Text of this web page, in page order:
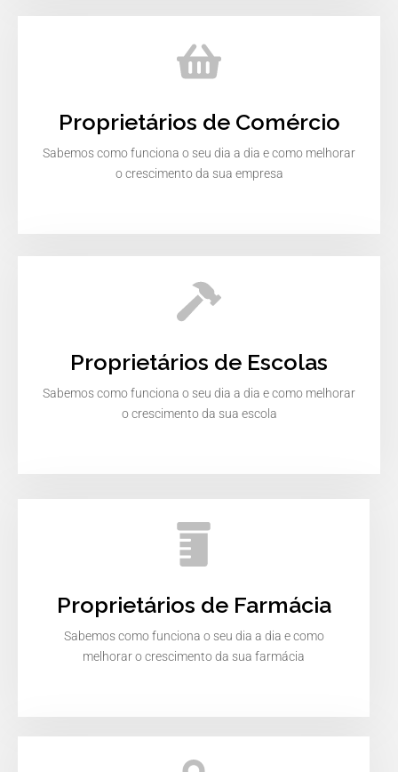
Proprietários de Comércio
Sabemos como funciona o seu dia a dia e como melhorar
o crescimento da sua empresa
Proprietários de Escolas
Sabemos como funciona o seu dia a dia e como melhorar
o crescimento da sua escola
Proprietários de Farmácia
Sabemos como funciona o seu dia a dia e como
melhorar o crescimento da sua farmácia